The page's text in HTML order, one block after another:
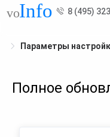
8 (495)
Параметры
Полное